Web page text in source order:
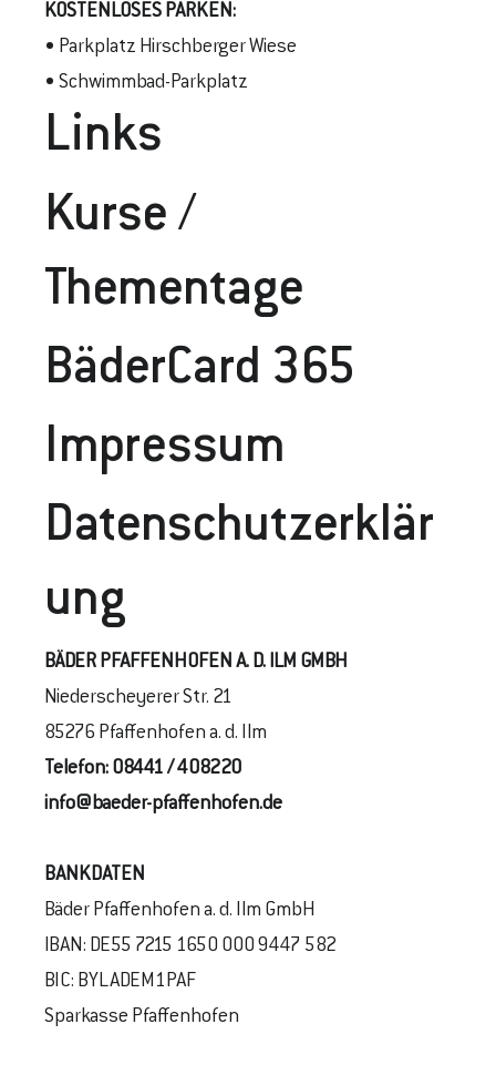
KOSTENLOSES PARKEN:
• Parkplatz Hirschberger Wiese
• Schwimmbad-Parkplatz
Links
Kurse /
Thementage
BäderCard 365
Impressum
Datenschutzerklär
Ung
BÄDER PFAFFENHOFEN A. D. ILM GMBH
Niederscheyerer Str. 21
85276 Pfaffenhofen a. d. Ilm
Telefon: 08441 / 408220
info@baeder-pfaffenhofen.de
BANKDATEN
Bäder Pfaffenhofen a. d. Ilm GmbH
IBAN: DE55 7215 1650 000 9447 582
BIC: BYLADEM1PAF
Sparkasse Pfaffenhofen